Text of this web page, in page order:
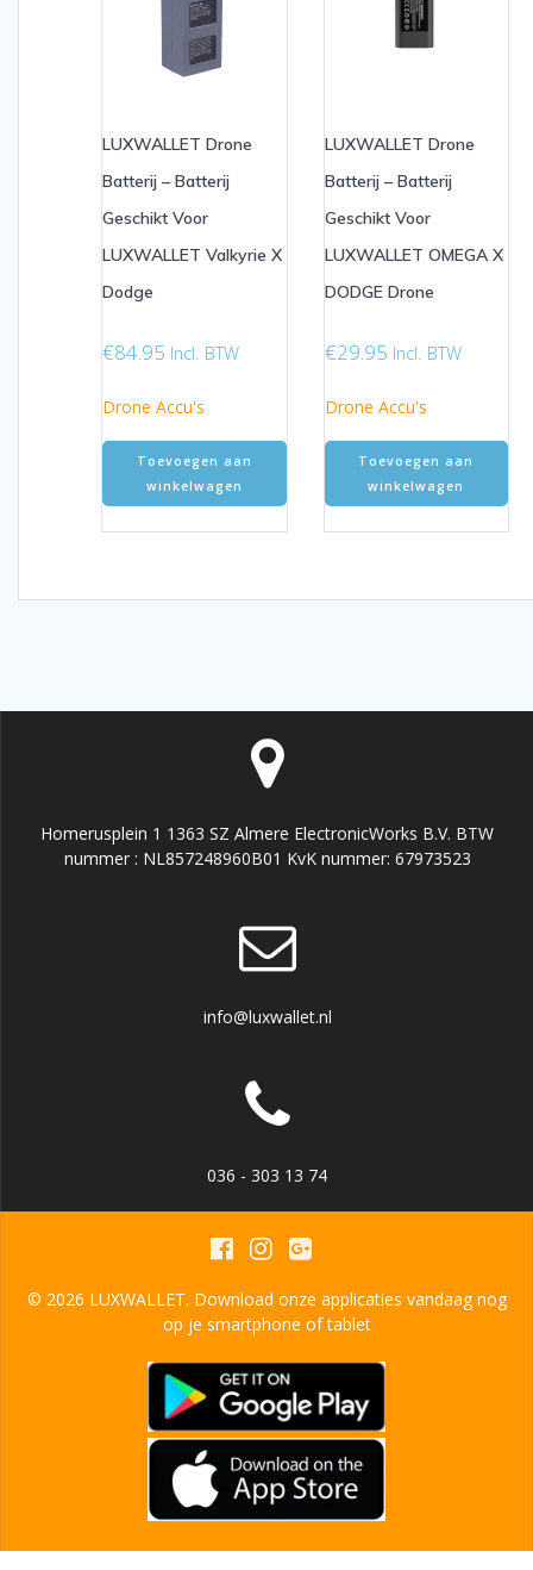
LUXWALLET Drone
Batterij – Batterij
Geschikt Voor
LUXWALLET Valkyrie X
Dodge
€84.95 Incl. BTW
Drone Accu's
Toevoegen aan
winkelwagen
LUXWALLET Drone
Batterij – Batterij
Geschikt Voor
LUXWALLET OMEGA X
DODGE Drone
€29.95 Incl. BTW
Drone Accu's
Toevoegen aan
winkelwagen
Homerusplein 1 1363 SZ Almere ElectronicWorks B.V. BTW
nummer : NL857248960B01 KvK nummer: 67973523
info@luxwallet.nl
036 - 303 13 74
© 2026 LUXWALLET. Download onze applicaties vandaag nog
op je smartphone of tablet